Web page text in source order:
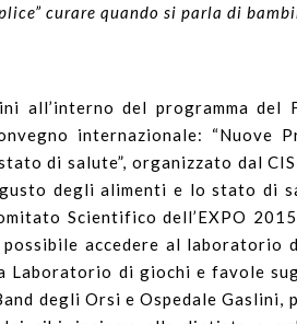
curare quando si parla di
all’interno del programma del
internazionale: “Nuove
di salute”, organizzato dal
degli alimenti e lo stato di
Scientifico dell’EXPO
accedere al laboratorio
Laboratorio di giochi e favole
degli Orsi e Ospedale Gaslini,